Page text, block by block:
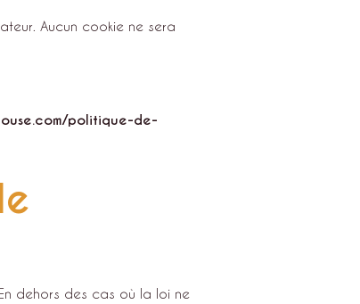
Aucun cookie ne sera
politique-de-
dehors des cas où la loi ne